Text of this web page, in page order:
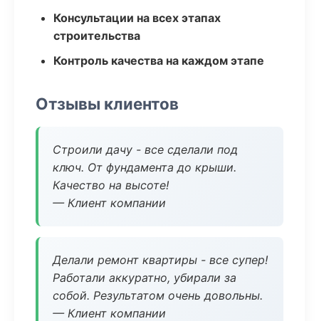
Консультации на всех этапах
строительства
Контроль качества на каждом этапе
Отзывы клиентов
Строили дачу - все сделали под
ключ. От фундамента до крыши.
Качество на высоте!
— Клиент компании
Делали ремонт квартиры - все супер!
Работали аккуратно, убирали за
собой. Результатом очень довольны.
— Клиент компании